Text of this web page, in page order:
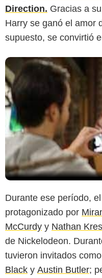
Direction. Gracias a
Harry se ganó el amor
supuesto, se convirtió
Durante ese período,
protagonizado por
McCurdy y Nathan
de Nickelodeon.
tuvieron invitados como
Black y Austin Butler;